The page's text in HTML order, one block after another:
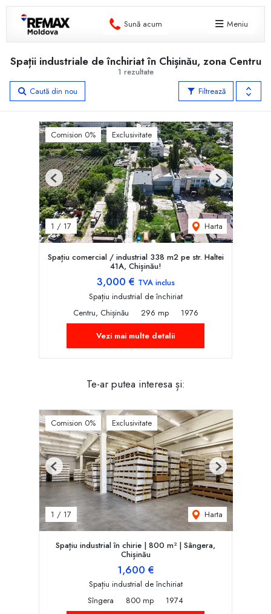
Sună acum Meniu
1 rezultate
Spații industriale de închiriat în Chișinău, zona Centru
Filtrează
Caută din nou
Comision 0% Exclusivitate
1 / 17 Harta
Previous Next
Spațiu comercial / industrial 338 m2 pe str. Haltei
41A, Chișinău!
3,000 € TVA inclus
Spațiu industrial de închiriat
Centru, Chișinău
296 mp
1976
Vezi mai multe detalii
Te-ar putea interesa și:
Comision 0% Exclusivitate
1 / 17 Harta
Previous Next
Spațiu industrial în chirie | 800 m² | Sângera,
Chișinău
1,600 €
Spațiu industrial de închiriat
Sîngera
800 mp
1974